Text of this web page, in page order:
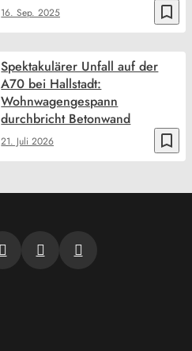
bookmark_border
16. Sep. 2025
bookmark_border
21. Juli 2026
Spektakulärer Unfall auf der
A70 bei Hallstadt:
Wohnwagengespann
durchbricht Betonwand